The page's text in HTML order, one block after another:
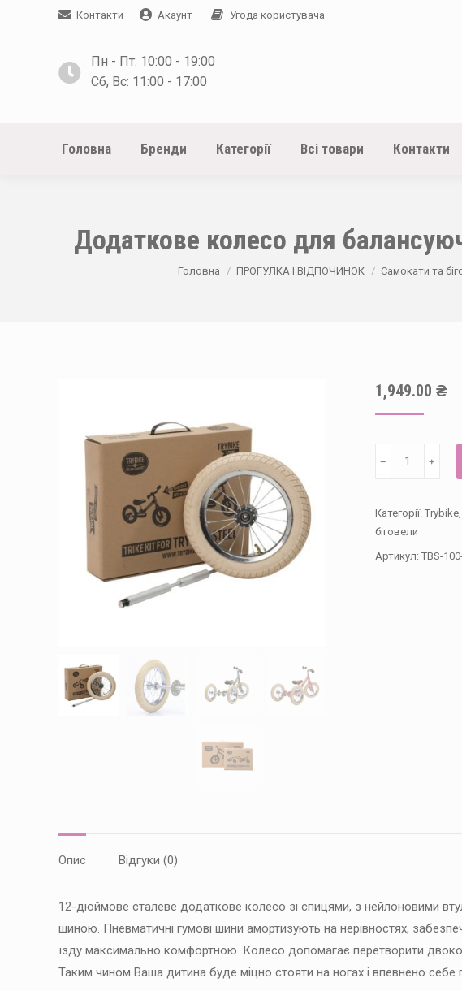
Контакти Акаунт Угода користувача
Пн - Пт: 10:00 - 19:00
Сб, Вс: 11:00 - 17:00
Головна Бренди Категорії Всі товари Контакти
Додаткове колесо для
You are here:
Головна ПРОГУЛКА І ВІДПОЧИНОК Самокати та
1,949.00 ₴
Додаткове
балансуючого
Trybike
﹣ ﹢
Категорії: Trybike,
біговели
Артикул: TBS-
Опис Відгуки (0)
12-дюймове сталеве додаткове колесо зі спицями, з нейлоновими
шиною. Пневматичні гумові шини амортизують на нерівностях,
їзду максимально комфортною. Колесо допомагає перетворити
Таким чином Ваша дитина буде міцно стояти на ногах і впевнено себе